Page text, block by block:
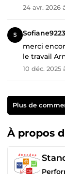
24 avr. 2026
merci
le travail
10 déc. 2025
Plus de
À propos